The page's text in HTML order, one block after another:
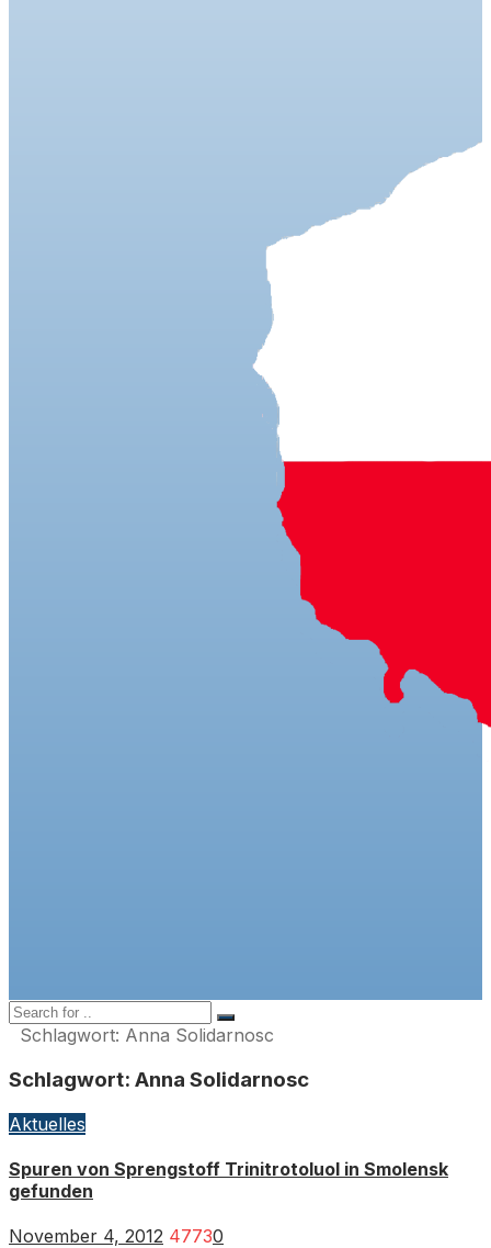
Schlagwort: Anna Solidarnosc
Schlagwort: Anna Solidarnosc
Aktuelles
Spuren von Sprengstoff Trinitrotoluol in Smolensk
gefunden
November 4, 2012 47730